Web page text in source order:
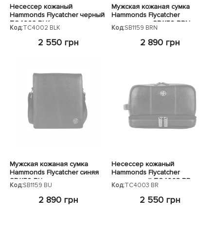
Несессер кожаный
Hammonds Flycatcher черный
TC4002 BLK
Код:TC4002 BLK
2 550 грн
Мужская кожаная сумка
Hammonds Flycatcher
коричневая SB1159 BRN
Код:SB1159 BRN
2 890 грн
Мужская кожаная сумка
Hammonds Flycatcher синяя
SB1159 BU
Код:SB1159 BU
2 890 грн
Несессер кожаный
Hammonds Flycatcher
коричневый TC4003 BR
Код:TC4003 BR
2 550 грн